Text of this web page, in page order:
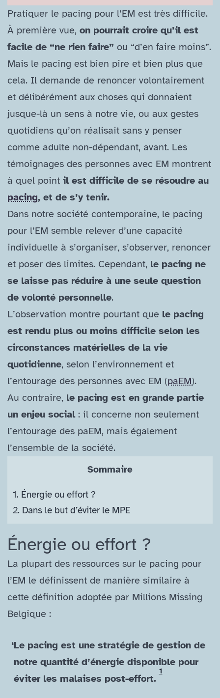
Pratiquer le pacing pour l’EM est très difficile.
À première vue, on pourrait croire qu’il est
facile de “ne rien faire” ou “d’en faire moins”.
Mais le pacing est bien pire et bien plus que
cela. Il demande de renoncer volontairement
et délibérément aux choses qui donnaient
jusque-​là un sens à notre vie, ou aux gestes
quotidiens qu’on réalisait sans y penser
comme adulte non-​dépendant, avant. Les
témoignages des personnes avec EM montrent
à quel point il est difficile de se résoudre au
pacing, et de s’y tenir.
Dans notre société contemporaine, le pacing
pour l’EM semble relever d’une capacité
individuelle à s’organiser, s’observer, renoncer
et poser des limites. Cependant, le pacing ne
se laisse pas réduire à une seule question
de volonté personnelle.
L’observation montre pourtant que le pacing
est rendu plus ou moins difficile selon les
circonstances matérielles de la vie
quotidienne, selon l’environnement et
l’entourage des personnes avec EM (paEM).
Au contraire, le pacing est en grande partie
un enjeu social: il concerne non seulement
l’entourage des paEM, mais également
l’ensemble de la société.
Sommaire
1. Énergie ou effort ?
2. Dans le but d’éviter le MPE
Énergie ou effort ?
La plupart des ressources sur le pacing pour
l’EM le définissent de manière similaire à
cette définition adoptée par Millions Missing
Belgique :
Le pacing est une stratégie de gestion de
notre quantité d’énergie disponible pour
éviter les malaises post-​effort.
1